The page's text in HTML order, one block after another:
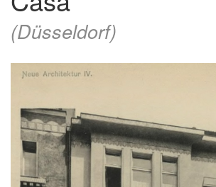
(Düsseldorf)